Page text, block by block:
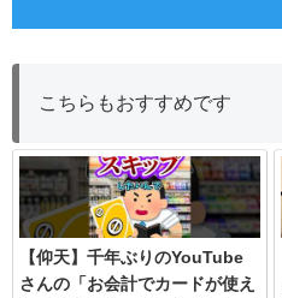
こちらもおすすめです
【仰天】千年ぶりのYouTube
さんの「お会計でカードが使え